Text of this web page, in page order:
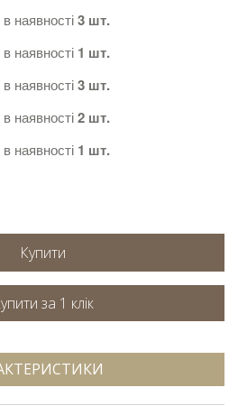
в наявності3 шт.
в наявності 1 шт.
в наявності3 шт.
в наявності2 шт.
в наявності 1 шт.
Купити